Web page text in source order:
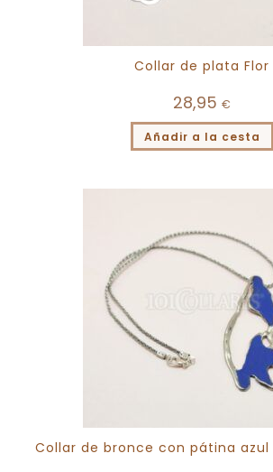
Collar de plata Flor
28,95 €
Añadir a la cesta
Collar de bronce con pátina azul